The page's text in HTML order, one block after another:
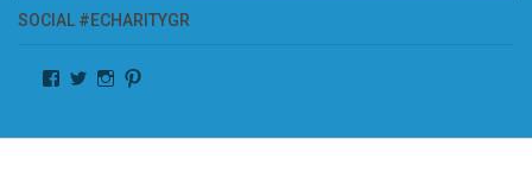
SOCIAL #ECHARITYGR